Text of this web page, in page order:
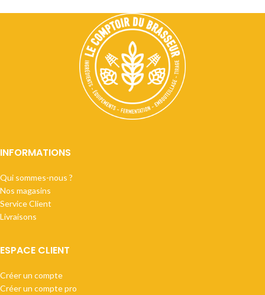
INFORMATIONS
Qui sommes-nous ?
Nos magasins
Service Client
Livraisons
ESPACE CLIENT
Créer un compte
Créer un compte pro